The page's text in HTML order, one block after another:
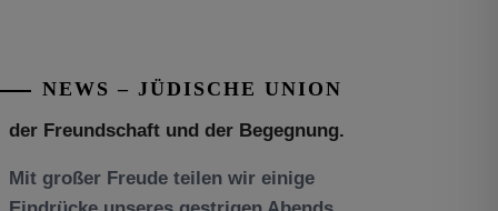
NEWS – JÜDISCHE UNION
Generationen, Herkunft,[weiterlesen]